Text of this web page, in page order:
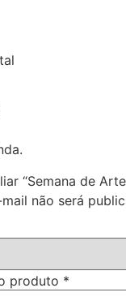
“Semana de
não será
produto *